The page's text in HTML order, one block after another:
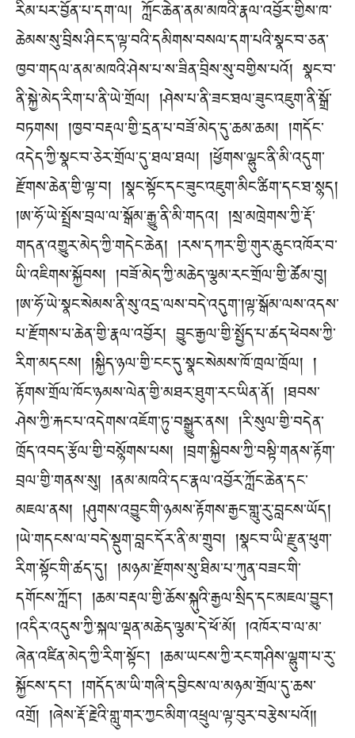
རིམ་པར་བྱོན་པ་དག་ལ། ཀློང་ཆེན་ནམ་མཁའི་རྣལ་འབྱོར་གྱིས་ཁ་
ཆེམས་སུ་བྲིས་ཤིང་ད་ལྟ་བའི་དམིགས་བསལ་དག་པའི་སྣང་བ་ཅན་
ཁྱབ་གདལ་ནམ་མཁའི་ཤེས་པ་ས་ཟིན་བྲིས་སུ་བགྱིས་པའོ། སྣང་བ་
ནི་སྐྱེ་མེད་རིག་པ་ནི་ཡེ་གྲོལ། །ཤེས་པ་ནི་ཟང་ཐལ་ཟུང་འཇུག་ནི་སྒྲོ་
བཏགས། །ཁྱབ་བརྡལ་གྱི་དྲན་པ་བཟོ་མེད་དུ་ཆམ་ཆམ། །གདོང་
འདེད་ཀྱི་སྣང་བ་ཅེར་གྲོལ་དུ་ཐལ་ཐལ། །ཕྱོགས་ལྷུང་ནི་མི་འདུག་
རྫོགས་ཆེན་གྱི་ལྟ་བ། །སྣང་སྟོང་དང་ཟུང་འཇུག་མིང་ཚིག་དང་ཐ་སྙད།
།ཨ་ཧོ་ཡེ་སྤྲོས་བྲལ་ལ་སྒོམ་རྒྱུ་ནི་མི་གདའ། །སྲ་མཁྲེགས་ཀྱི་རྡོ་
གདན་འགྱུར་མེད་ཀྱི་གདེང་ཆེན། །རས་དཀར་གྱི་གུར་ཆུང་འཁོར་བ་
ཡི་འཇིགས་སྐྱོབས། །བཟོ་མེད་ཀྱི་མཆེད་ལྕམ་རང་གྲོལ་གྱི་ཚོམ་བུ།
།ཨ་ཧོ་ཡེ་སྣང་སེམས་ནི་སུ་འདྲ་ལས་བདེ་འདུག་།ལྟ་སྒོམ་ལས་འདས་
པ་རྫོགས་པ་ཆེན་གྱི་རྣལ་འབྱོར། བྱུང་རྒྱལ་གྱི་སྤྱོད་པ་ཚད་ཕེབས་ཀྱི་
རིག་མདངས། །སྐྱིད་ཉལ་གྱི་ངང་དུ་སྣང་སེམས་ཁོ་ཁྲལ་ཁྲོལ། །
རྟོགས་གྲོལ་ཁོང་ཉམས་ལེན་གྱི་མཐར་ཐུག་རང་ཡིན་ནོ། །ཐབས་
ཤེས་ཀྱི་རྐང་པ་འདེགས་འཇོག་ཏུ་བསྒྱུར་ནས། །རི་སུལ་གྱི་བདེན་
ཁྲོད་འབད་རྩོལ་གྱི་བསྙོགས་པས། །བྲག་སྐྱིབས་ཀྱི་བསྟི་གནས་རྟོག་
བྲལ་གྱི་གནས་སུ། །ནམ་མཁའི་དང་རྣལ་འབྱོར་ཀློང་ཆེན་དང་
མཇལ་ནས། །ཤུགས་འབྱུང་གི་ཉམས་རྟོགས་རྒྱང་གླུ་རུ་བླངས་ཡོད།
།ཡེ་གདངས་ལ་བདེ་སྡུག་བླང་དོར་ནི་མ་གྲུབ། །སྣང་བ་ཡི་རྫུན་ཕུག་
རིག་སྟོང་གི་ཚད་དུ། །མཉམ་རྫོགས་སུ་ཐིམ་པ་ཀུན་བཟང་གི་
དགོངས་ཀློང་། །ཆམ་བརྡལ་གྱི་ཆོས་སྐུའི་རྒྱལ་སྲིད་དང་མཇལ་བྱུང་།
།འདིར་འདུས་ཀྱི་སྐལ་ལྡན་མཆེད་ལྕམ་དེ་ཕོ་མོ། །འཁོར་བ་ལ་མ་
ཞེན་འཛིན་མེད་ཀྱི་རིག་སྟོང་། །ཆམ་ཡངས་ཀྱི་རང་གཤིས་ལྷུག་པ་རུ་
སྐྱོངས་དང་། །གདོད་མ་ཡི་གཞི་དབྱིངས་ལ་མཉམ་གྲོལ་དུ་ཆས་
འགྲོ། །ཞེས་རྡོ་རྗེའི་གླུ་གར་ཀྱང་མིག་འཕྲུལ་ལྟ་བུར་བརྩེས་པའོ༎